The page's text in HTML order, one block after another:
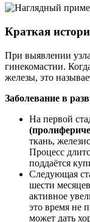
Краткая
При выявлении
гинекомастии.
железы, это
Заболевание в
На первой
ткань,
Процесс
поддаётся
Следующая
шести
активное
это время не
может дать